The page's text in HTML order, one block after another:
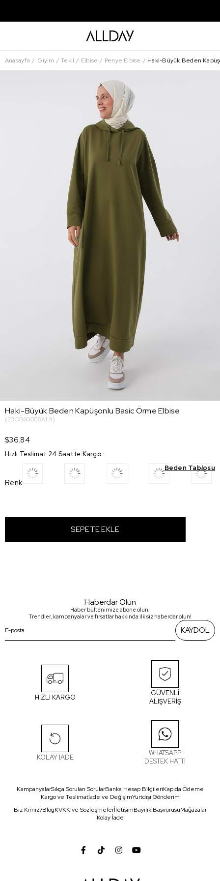
Anasayfa Giyim Tekil Elbise Penye Elbise Haki-Büyük Beden
Haki-Büyük Beden Kapüşonlu Basic Örme Elbise
(23OB60008AL9)
$36.84
Hızlı Teslimat 24 Saatte Kargo :
Beden Tablosu
Renk
Haberdar Olun
Haber bültenimize abone olun!
Trendler, kampanyalar ve fırsatlar hakkında ilk siz haberdar olun!
KAYDOL
HIZLI KARGO
GÜVENLİ
ALIŞVERİŞ
KOLAY İADE
WHATSAPP
DESTEK HATTI
KampanyalarSıkça Sorulan SorularBanka Hesap BilgileriKapıda Ödeme
Kargo ve Teslimatİade ve DeğişimYurtdışı Gönderim
Biz Kimiz?BlogKVKK ve SözleşmelerİletişimBayilik BaşvurusuMağazalar
Kolay İade